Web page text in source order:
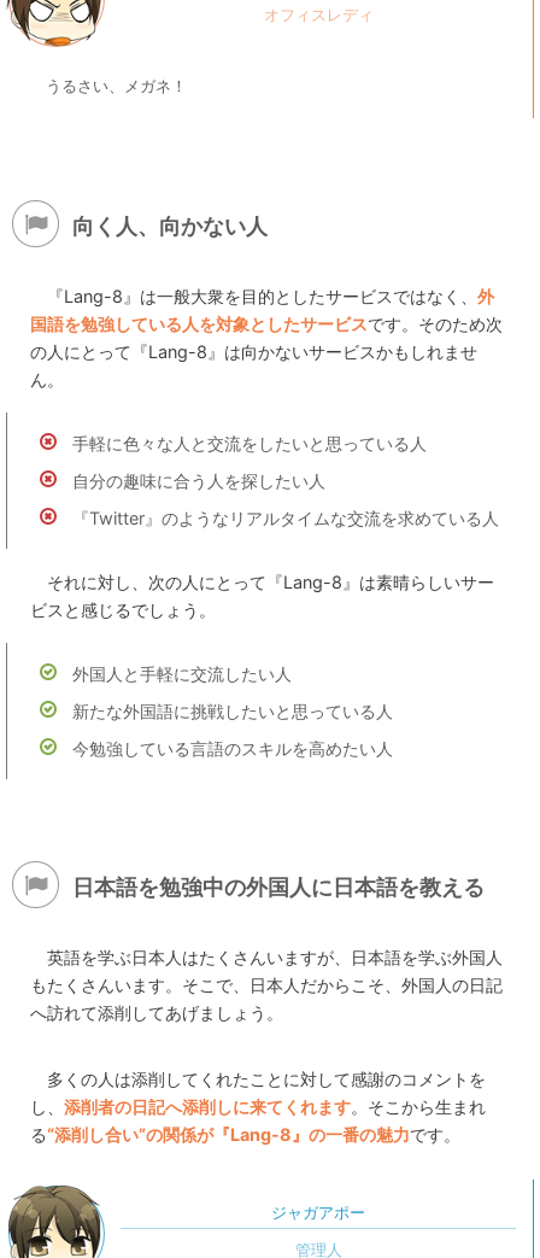
うるさい、メガネ！
向く人、向かない人
『Lang-8』は一般大衆を目的としたサービスではなく、外
国語を勉強している人を対象としたサービスです。そのため次
の人にとって『Lang-8』は向かないサービスかもしれませ
ん。
手軽に色々な人と交流をしたいと思っている人
自分の趣味に合う人を探したい人
『Twitter』のようなリアルタイムな交流を求めている人
それに対し、次の人にとって『Lang-8』は素晴らしいサー
ビスと感じるでしょう。
外国人と手軽に交流したい人
新たな外国語に挑戦したいと思っている人
今勉強している言語のスキルを高めたい人
日本語を勉強中の外国人に日本語を教える
英語を学ぶ日本人はたくさんいますが、日本語を学ぶ外国人
もたくさんいます。そこで、日本人だからこそ、外国人の日記
へ訪れて添削してあげましょう。
多くの人は添削してくれたことに対して感謝のコメントを
し、 添削者の日記へ添削しに来てくれます。そこから生まれ
る“添削し合い”の関係が『Lang-8』の一番の魅力です。
ジャガアポー